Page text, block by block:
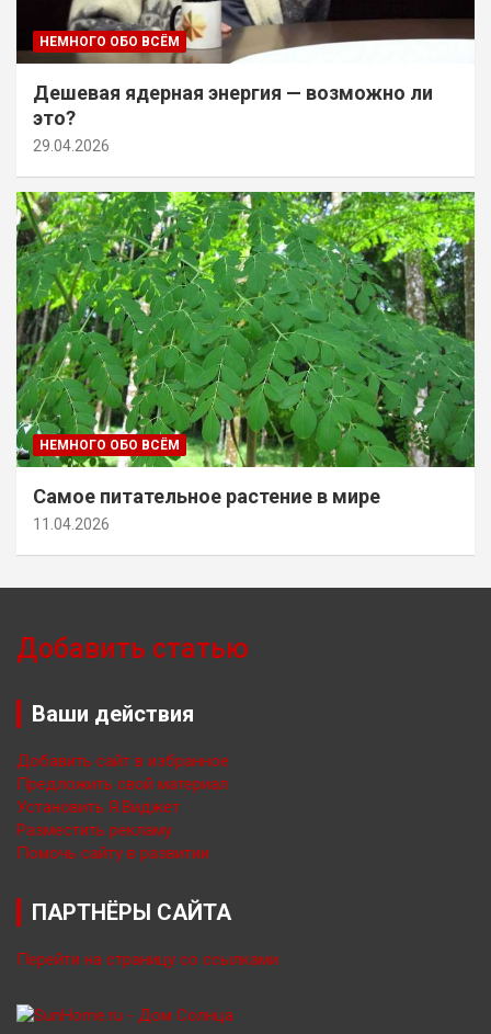
НЕМНОГО ОБО ВСЁМ
Дешевая ядерная энергия — возможно ли
это?
29.04.2026
НЕМНОГО ОБО ВСЁМ
Самое питательное растение в мире
11.04.2026
Добавить статью
Ваши действия
Добавить сайт в избранное
Предложить свой материал
Установить Я.Виджет
Разместить рекламу
Помочь сайту в развитии
ПАРТНЁРЫ САЙТА
Перейти на страницу со ссылками